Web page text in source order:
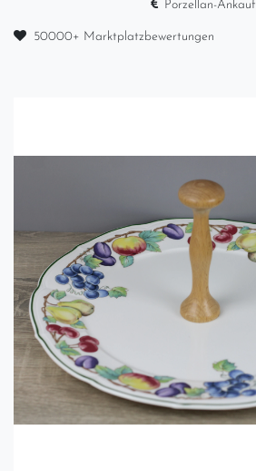
Porzellan-Ankauf
50000+ Marktplatzbewertungen